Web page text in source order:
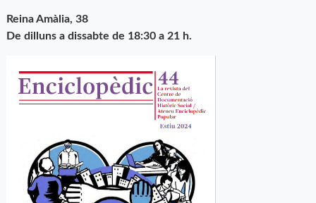
Reina Amàlia, 38
De dilluns a dissabte de 18:30 a 21 h.